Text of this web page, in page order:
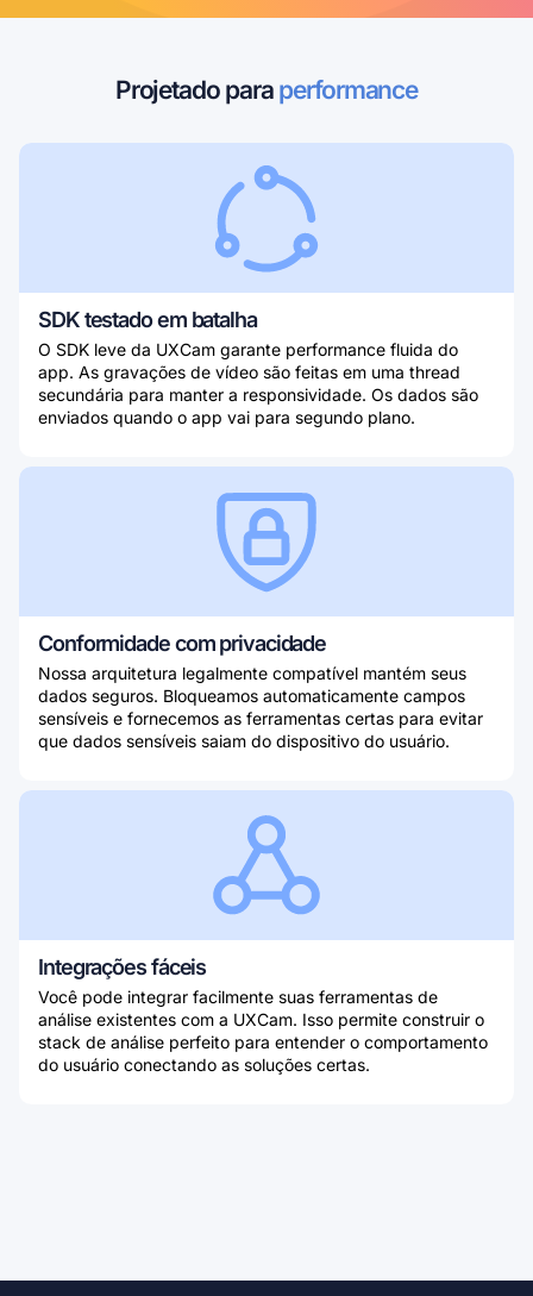
Projetado para performance
SDK testado em batalha
O SDK leve da UXCam garante performance fluida do
app. As gravações de vídeo são feitas em uma thread
secundária para manter a responsividade. Os dados são
enviados quando o app vai para segundo plano.
Conformidade com privacidade
Nossa arquitetura legalmente compatível mantém seus
dados seguros. Bloqueamos automaticamente campos
sensíveis e fornecemos as ferramentas certas para evitar
que dados sensíveis saiam do dispositivo do usuário.
Integrações fáceis
Você pode integrar facilmente suas ferramentas de
análise existentes com a UXCam. Isso permite construir o
stack de análise perfeito para entender o comportamento
do usuário conectando as soluções certas.